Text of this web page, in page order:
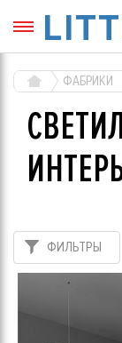
ФАБРИКИ
ФИЛЬТРЫ